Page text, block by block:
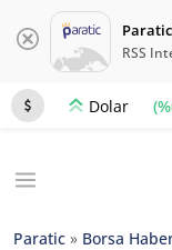
RSS
Dolar
Paratic » Borsa